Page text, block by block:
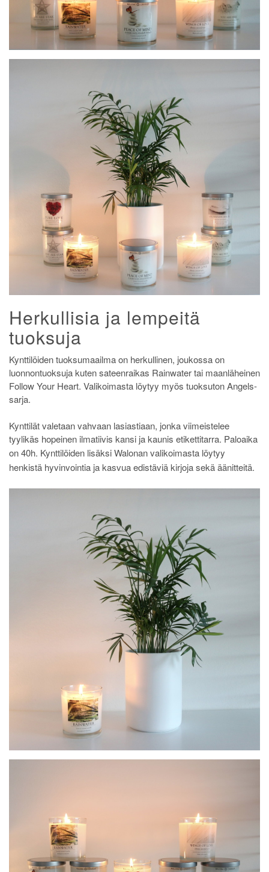
Herkullisia ja lempeitä
tuoksuja
Kynttilöiden tuoksumaailma on herkullinen, joukossa on
luonnontuoksuja kuten sateenraikas Rainwater tai maanläheinen
Follow Your Heart. Valikoimasta löytyy myös tuoksuton Angels-
sarja.
Kynttilät valetaan vahvaan lasiastiaan, jonka viimeistelee
tyylikäs hopeinen ilmatiivis kansi ja kaunis etikettitarra. Paloaika
on 40h. Kynttilöiden lisäksi Walonan valikoimasta löytyy
henkistä hyvinvointia ja kasvua edistäviä kirjoja sekä äänitteitä.